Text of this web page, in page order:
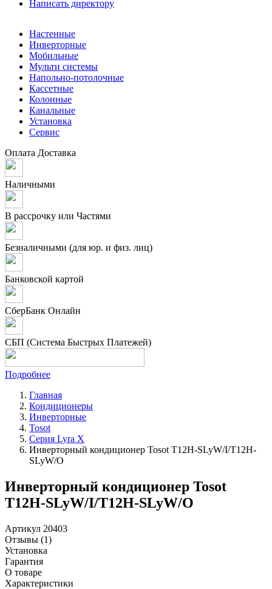
Написать директору
Настенные
Инверторные
Мобильные
Мульти системы
Напольно-потолочные
Кассетные
Колонные
Канальные
Установка
Сервис
Оплата Доставка
Наличными
В рассрочку или Частями
Безналичными (для юр. и физ. лиц)
Банковской картой
СберБанк Онлайн
СБП (Система Быстрых Платежей)
Подробнее
Главная
Кондиционеры
Инверторные
Tosot
Серия Lyra X
Инверторный кондиционер Tosot T12H-SLyW/I/T12H-
SLyW/O
Инверторный кондиционер Tosot
T12H-SLyW/I/T12H-SLyW/O
Артикул 20403
Отзывы (1)
Установка
Гарантия
О товаре
Характеристики